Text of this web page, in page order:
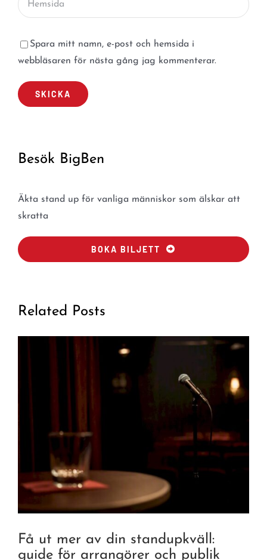
Spara mitt namn, e-post och hemsida i
webbläsaren för nästa gång jag kommenterar.
Besök BigBen
Äkta stand up för vanliga människor som älskar att
skratta
BOKA BILJETT
Related Posts
Få ut mer av din standupkväll:
guide för arrangörer och publik